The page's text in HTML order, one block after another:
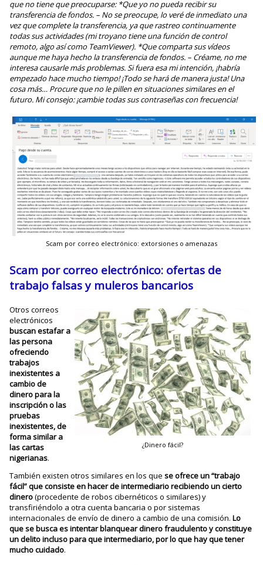
que no tiene que preocuparse: *Que yo no pueda recibir su
transferencia de fondos. – No se preocupe, lo veré de inmediato una
vez que complete la transferencia, ya que rastreo continuamente
todas sus actividades (mi troyano tiene una función de control
remoto, algo así como TeamViewer). *Que comparta sus vídeos
aunque me haya hecho la transferencia de fondos. – Créame, no me
interesa causarle más problemas. Si fuera esa mi intención, ¡habría
empezado hace mucho tiempo! ¡Todo se hará de manera justa! Una
cosa más… Procure que no le pillen en situaciones similares en el
futuro. Mi consejo: ¡cambie todas sus contraseñas con frecuencia!
Scam por correo electrónico: extorsiones o amenazas
Scam por correo electrónico: ofertas de
trabajo falsas y muleros bancarios
¿Dinero fácil?
Otros correos
electrónicos
buscan estafar a
las persona
ofreciendo
trabajos
inexistentes a
cambio de
dinero para la
inscripción o las
pruebas
inexistentes, de
forma similar a
las cartas
nigerianas.
También existen otros similares en los quese ofrece un “trabajo
fácil” que consiste en hacer de intermediario recibiendo un cierto
dinero(procedente de robos cibernéticos o similares) y
transfiriéndolo a otra cuenta bancaria o por sistemas
internacionales de envío de dinero a cambio de una comisión.Lo
que se busca es intentar blanquear dinero fraudulento y constituye
un delito incluso para que intermediario, por lo que hay que tener
mucho cuidado.